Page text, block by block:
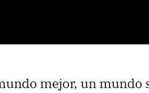
mejor, un mundo